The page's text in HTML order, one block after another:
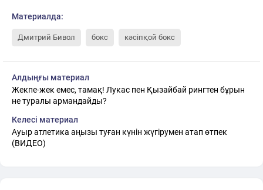
Материалда:
Дмитрий Бивол бокс кәсіпқой бокс
Алдыңғы материал
Жекпе-жек емес, тамақ! Лукас пен Қызайбай рингтен бұрын
не туралы армандайды?
Келесі материал
Ауыр атлетика аңызы туған күнін жүгірумен атап өтпек
(ВИДЕО)